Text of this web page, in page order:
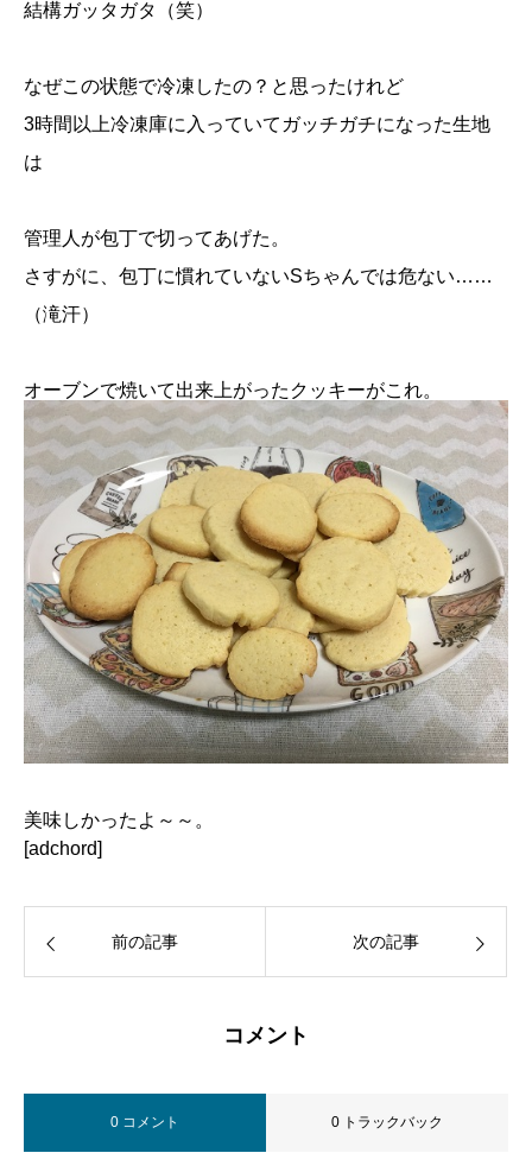
結構ガッタガタ（笑）
なぜこの状態で冷凍したの？と思ったけれど
3時間以上冷凍庫に入っていてガッチガチになった生地
は
管理人が包丁で切ってあげた。
さすがに、包丁に慣れていないSちゃんでは危ない……
（滝汗）
オーブンで焼いて出来上がったクッキーがこれ。
美味しかったよ～～。
[adchord]
前の記事 次の記事
コメント
0 コメント 0 トラックバック